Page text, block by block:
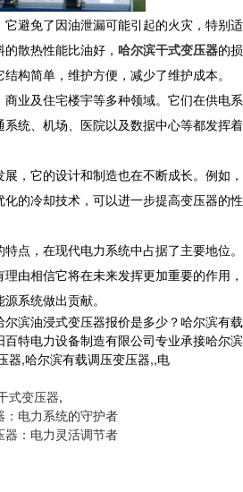
避免了因油泄漏可能引起的火灾，特别适
散热性能比油好， 哈尔滨干式变压器的损
构简单，维护方便，减少了维护成本。
业及住宅楼宇等多种领域。它们在供电系
统、机场、医院以及数据中心等都发挥着
，它的设计和制造也在不断成长。例如，
的冷却技术，可以进一步提高变压器的性
点，在现代电力系统中占据了主要地位。
由相信它将在未来发挥更加重要的作用，
系统做出贡献。
滨油浸式变压器报价是多少？哈尔滨有载
特电力设备制造有限公司专业承接哈尔滨
器,哈尔滨有载调压变压器,,电
式变压器,
电力系统的守护者
：电力灵活调节者